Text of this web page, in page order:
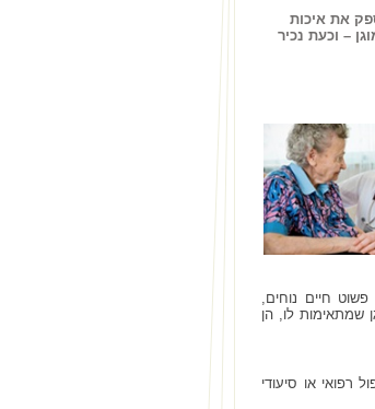
את איכות
– וכעת נכיר
חיים נוחים,
שמתאימות לו, הן
רפואי או סיעודי